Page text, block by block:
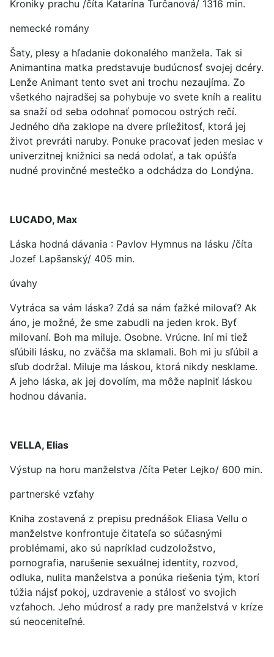
Kroniky prachu /číta Katarína Turčanová/ 1316 min.
nemecké romány
Šaty, plesy a hľadanie dokonalého manžela. Tak si
Animantina matka predstavuje budúcnosť svojej dcéry.
Lenže Animant tento svet ani trochu nezaujíma. Zo
všetkého najradšej sa pohybuje vo svete kníh a realitu
sa snaží od seba odohnať pomocou ostrých rečí.
Jedného dňa zaklope na dvere príležitosť, ktorá jej
život prevráti naruby. Ponuke pracovať jeden mesiac v
univerzitnej knižnici sa nedá odolať, a tak opúšťa
nudné provinčné mestečko a odchádza do Londýna.
LUCADO, Max
Láska hodná dávania : Pavlov Hymnus na lásku /číta
Jozef Lapšanský/ 405 min.
úvahy
Vytráca sa vám láska? Zdá sa nám ťažké milovať? Ak
áno, je možné, že sme zabudli na jeden krok. Byť
milovaní. Boh ma miluje. Osobne. Vrúcne. Iní mi tiež
sľúbili lásku, no zväčša ma sklamali. Boh mi ju sľúbil a
sľub dodržal. Miluje ma láskou, ktorá nikdy nesklame.
A jeho láska, ak jej dovolím, ma môže naplniť láskou
hodnou dávania.
VELLA, Elias
Výstup na horu manželstva /číta Peter Lejko/ 600 min.
partnerské vzťahy
Kniha zostavená z prepisu prednášok Eliasa Vellu o
manželstve konfrontuje čitateľa so súčasnými
problémami, ako sú napríklad cudzoložstvo,
pornografia, narušenie sexuálnej identity, rozvod,
odluka, nulita manželstva a ponúka riešenia tým, ktorí
túžia nájsť pokoj, uzdravenie a stálosť vo svojich
vzťahoch. Jeho múdrosť a rady pre manželstvá v kríze
sú neoceniteľné.